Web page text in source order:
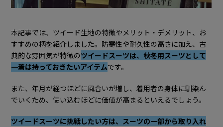
本記事では、ツイード生地の特徴やメリット・デメリット、お
すすめの柄を紹介しました。防寒性や耐久性の高さに加え、古
典的な雰囲気が特徴のツイードスーツは、秋冬用スーツとして
一着は持っておきたいアイテムです。
また、年月が経つほどに風合いが増し、着用者の身体に馴染ん
でいくため、使い込むほどに価値が高まるといえるでしょう。​
ツイードスーツに挑戦したい方は、スーツの一部から取り入れ